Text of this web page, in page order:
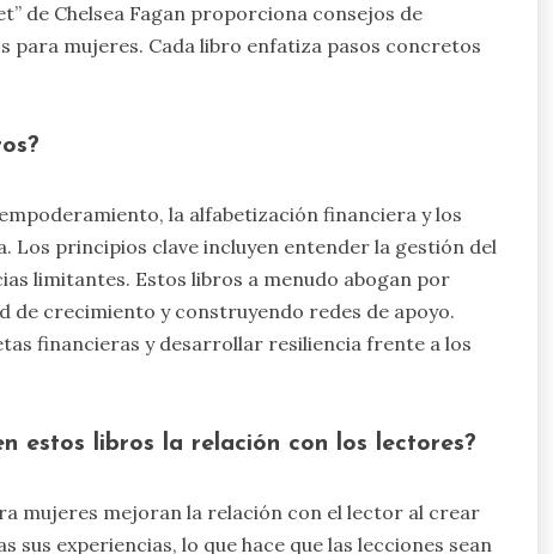
de Chelsea Fagan proporciona consejos de
mujeres. Cada libro enfatiza pasos concretos
la alfabetización financiera y los
Los principios clave incluyen entender la gestión del
limitantes. Estos libros a menudo abogan por
crecimiento y construyendo redes de apoyo.
financieras y desarrollar resiliencia frente a los
estos libros la relación con los lectores?
mujeres mejoran la relación con el lector al crear
experiencias, lo que hace que las lecciones sean